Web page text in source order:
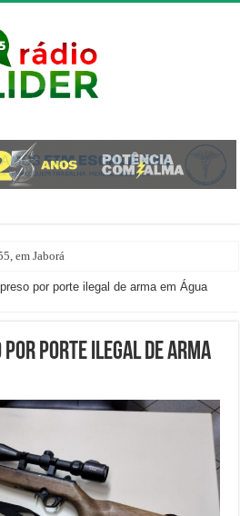
em Jaborá
por porte ilegal de arma em Água
porte ilegal de arma